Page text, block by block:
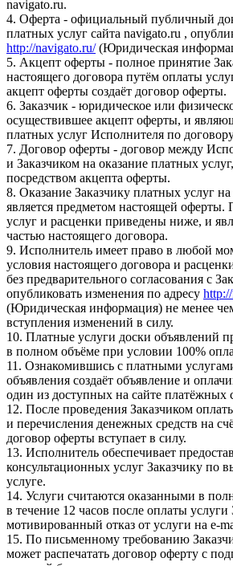
navigato.ru.
4. Оферта - официальный публичный
платных услуг сайта navigato.ru ,
http://navigato.ru/(Юридическая
5. Акцепт оферты - полное принятие
настоящего договора путём оплаты
акцепт оферты создаёт договор оферты.
6. Заказчик - юридическое или
осуществившее акцепт оферты, и
платных услуг Исполнителя по
7. Договор оферты - договор между
и Заказчиком на оказание платных
посредством акцепта оферты.
8. Оказание Заказчику платных услуг
является предметом настоящей оферты.
услуг и расценки приведены ниже, и
частью настоящего договора.
9. Исполнитель имеет право в любой
условия настоящего договора и
без предварительного согласования с
опубликовать изменения по адресу
(Юридическая информация) не менее
вступления изменений в силу.
10. Платные услуги доски объявлений
в полном объёме при условии 100%
11. Ознакомившись с платными
объявления создаёт объявление и
один из доступных на сайте платёжных
12. После проведения Заказчиком
и перечисления денежных средств на
договор оферты вступает в силу.
13. Исполнитель обеспечивает
консультационных услуг Заказчику по
услуге.
14. Услуги считаются оказанными в
в течение 12 часов после оплаты
мотивированный отказ от услуги на e-
15. По письменному требованию
может распечатать договор оферту с